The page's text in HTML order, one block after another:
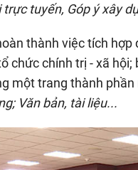
tuyến, Góp ý xây
thành việc tích
chức chính trị - xã
một trang thành
Văn bản, tài liệu...